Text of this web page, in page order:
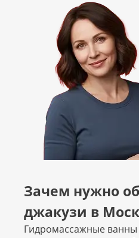
Зачем нужно
джакузи в
Гидромассажные